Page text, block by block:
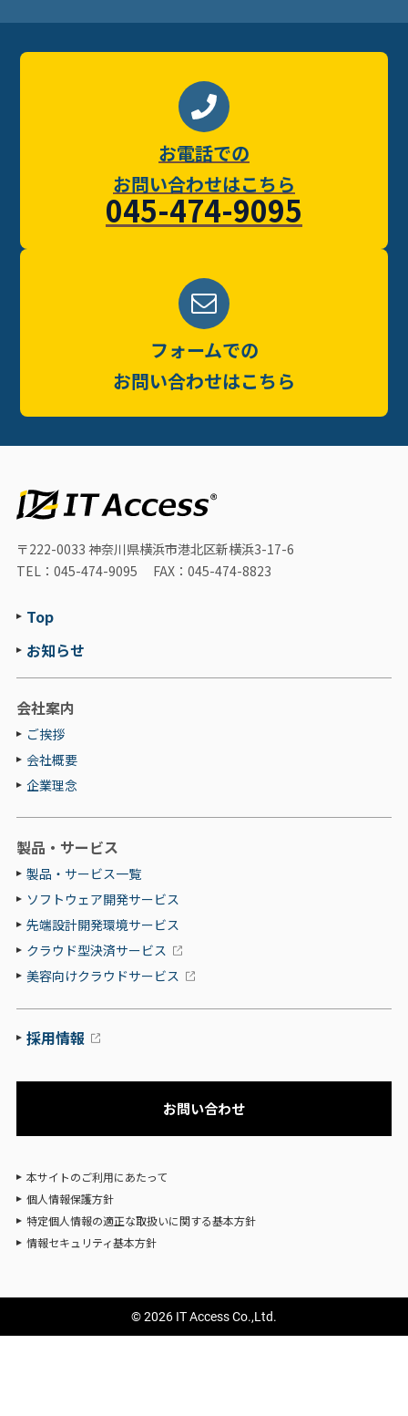
お電話での
お問い合わせはこちら
045-474-9095
フォームでの
お問い合わせはこちら
〒222-0033 神奈川県横浜市港北区新横浜3-17-6
TEL：045-474-9095
FAX：045-474-8823
Top
お知らせ
会社案内
ご挨拶
会社概要
企業理念
製品・サービス
製品・サービス一覧
ソフトウェア開発サービス
先端設計開発環境サービス
クラウド型決済サービス
美容向けクラウドサービス
採用情報
お問い合わせ
本サイトのご利用にあたって
個人情報保護方針
特定個人情報の適正な取扱いに関する基本方針
情報セキュリティ基本方針
© 2026 IT Access Co.,Ltd.